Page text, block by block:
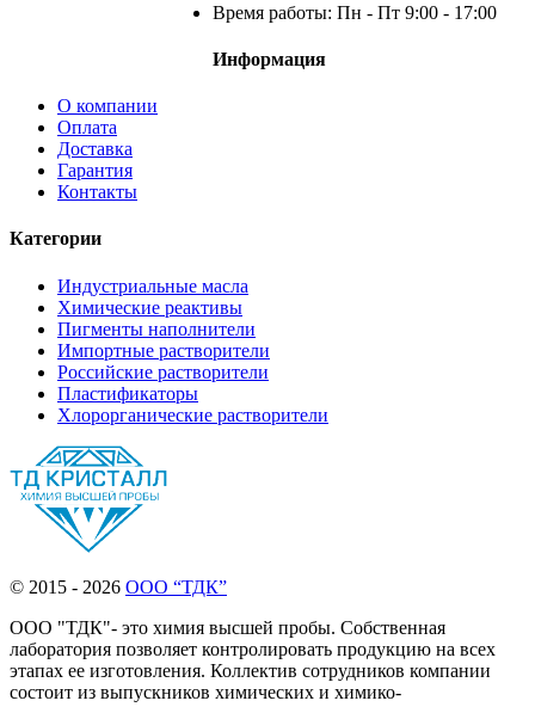
Время работы: Пн - Пт 9:00 - 17:00
Информация
О компании
Оплата
Доставка
Гарантия
Контакты
Категории
Индустриальные масла
Химические реактивы
Пигменты наполнители
Импортные растворители
Российские растворители
Пластификаторы
Хлорорганические растворители
© 2015 - 2026 ООО “ТДК”
ООО "ТДК"- это химия высшей пробы. Собственная
лаборатория позволяет контролировать продукцию на всех
этапах ее изготовления. Коллектив сотрудников компании
состоит из выпускников химических и химико-